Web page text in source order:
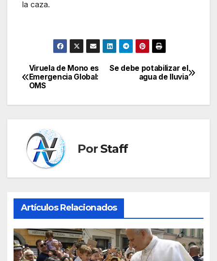
la caza.
Navegación
de
Se debe potabilizar el
agua de lluvia
Viruela de Mono es
Emergencia Global:
OMS
Por Staff
Artículos Relacionados